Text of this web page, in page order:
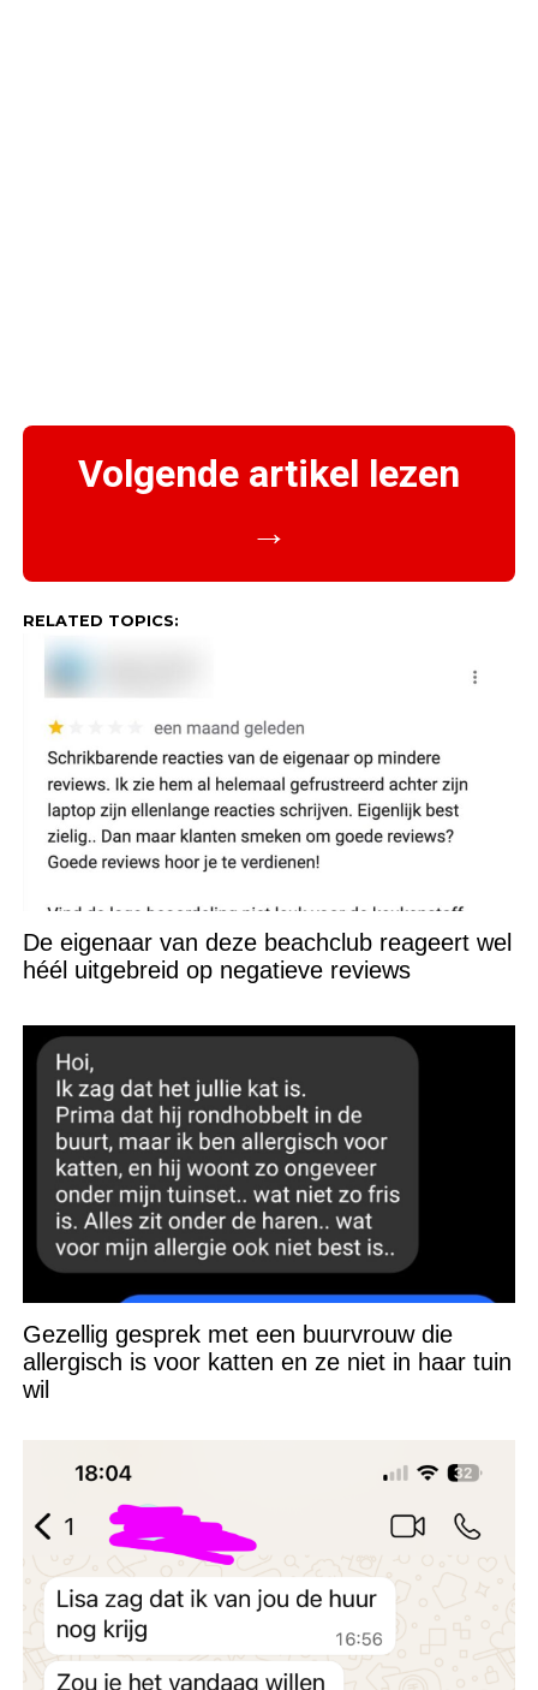
Volgende artikel lezen
→
RELATED TOPICS:
De eigenaar van deze beachclub reageert wel
héél uitgebreid op negatieve reviews
Gezellig gesprek met een buurvrouw die
allergisch is voor katten en ze niet in haar tuin
wil